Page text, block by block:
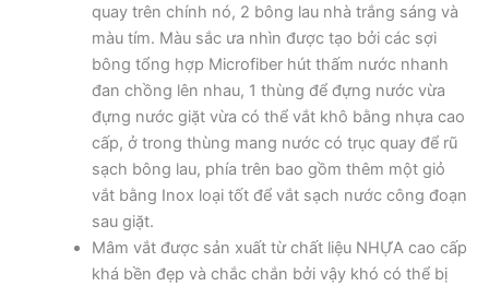
quay trên chính nó, 2 bông lau nhà trắng sáng và
màu tím. Màu sắc ưa nhìn được tạo bởi các sợi
bông tổng hợp Microfiber hút thấm nước nhanh
đan chồng lên nhau, 1 thùng để đựng nước vừa
đựng nước giặt vừa có thể vắt khô bằng nhựa cao
cấp, ở trong thùng mang nước có trục quay để rũ
sạch bông lau, phía trên bao gồm thêm một giỏ
vắt bằng Inox loại tốt để vắt sạch nước công đoạn
sau giặt.
Mâm vắt được sản xuất từ chất liệu NHỰA cao cấp
khá bền đẹp và chắc chắn bởi vậy khó có thể bị